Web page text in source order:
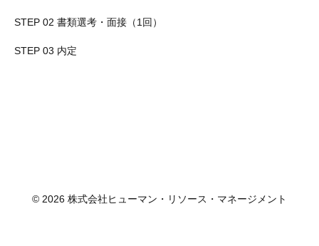
STEP 02 書類選考・面接（1回）
STEP 03 内定
© 2026 株式会社ヒューマン・リソース・マネージメント